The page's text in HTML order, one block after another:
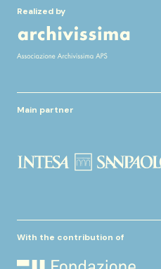
Realized by
Main partner
With the contribution of